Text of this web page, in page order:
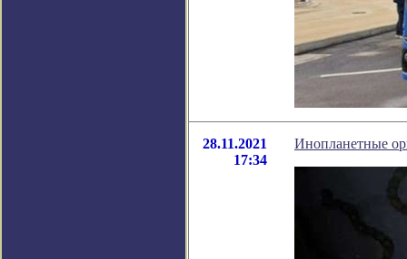
28.11.2021
17:34
Инопланетные